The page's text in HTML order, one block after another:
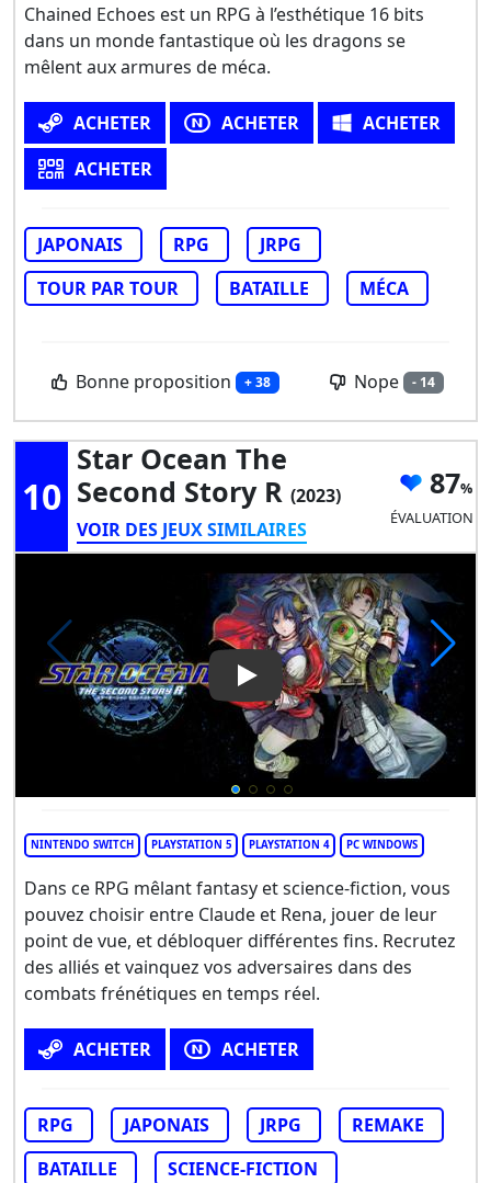
Chained Echoes est un RPG à l’esthétique 16 bits
dans un monde fantastique où les dragons se
mêlent aux armures de méca.
ACHETER ACHETER
ACHETER
ACHETER
JAPONAIS RPG
JRPG
TOUR PAR TOUR
BATAILLE MÉCA
Bonne proposition + 38 Nope - 14
10
Star Ocean The
Second Story R (2023)
VOIR DES JEUX SIMILAIRES
87
ÉVALUATION
Play Video: Star Ocean The
NINTENDO SWITCH PLAYSTATION 5 PLAYSTATION 4 PC WINDOWS
Dans ce RPG mêlant fantasy et science-fiction, vous
pouvez choisir entre Claude et Rena, jouer de leur
point de vue, et débloquer différentes fins. Recrutez
des alliés et vainquez vos adversaires dans des
combats frénétiques en temps réel.
ACHETER ACHETER
RPG JAPONAIS JRPG
REMAKE
BATAILLE
SCIENCE-FICTION